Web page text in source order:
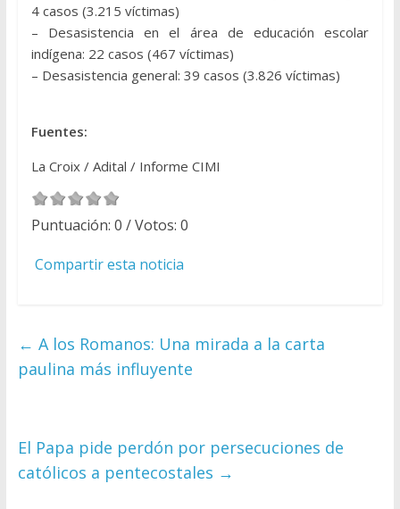
4 casos (3.215 víctimas)
– Desasistencia en el área de educación escolar
indígena: 22 casos (467 víctimas)
– Desasistencia general: 39 casos (3.826 víctimas)
Fuentes:
La Croix / Adital / Informe CIMI
Puntuación: 0 / Votos: 0
Compartir esta noticia
← A los Romanos: Una mirada a la carta
paulina más influyente
El Papa pide perdón por persecuciones de
católicos a pentecostales →